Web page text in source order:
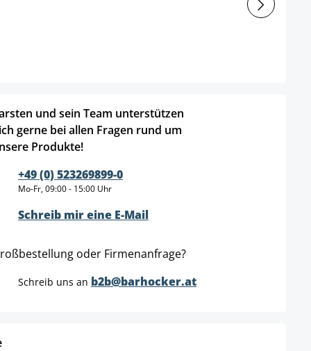
und sein Team unterstützen
gerne bei allen Fragen rund um
Produkte!
+49 (0) 523269899-0
Mo-Fr, 09:00 - 15:00 Uhr
Schreib mir eine E-Mail
oder Firmenanfrage?
Schreib uns an b2b@barhocker.at